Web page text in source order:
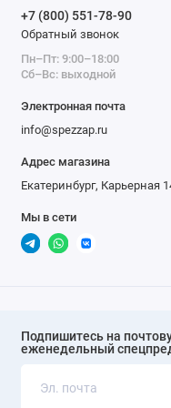
надежного партнёра
+7 (800) 551-78-90
Обратный звонок
Пн–Пт: 9:00–18:00
Сб–Вс: выходной
Электронная почта
info@spezzap.ru
Адрес магазина
Екатеринбург, Карьерная
Мы в сети
Подпишитесь на
еженедельный